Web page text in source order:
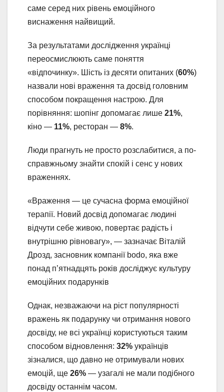
саме серед них рівень емоційного
виснаження найвищий.
За результатами дослідження українці
переосмислюють саме поняття
«відпочинку». Шість із десяти опитаних (60%)
назвали нові враження та досвід головним
способом покращення настрою. Для
порівняння: шопінг допомагає лише 21%,
кіно — 11%, ресторан — 8%.
Люди прагнуть не просто розслабитися, а по-
справжньому знайти спокій і сенс у нових
враженнях.
«Враження — це сучасна форма емоційної
терапії. Новий досвід допомагає людині
відчути себе живою, повертає радість і
внутрішню рівновагу», — зазначає Віталій
Дрозд, засновник компанії bodo, яка вже
понад п’ятнадцять років досліджує культуру
емоційних подарунків
Однак, незважаючи на ріст популярності
вражень як подарунку чи отримання нового
досвіду, не всі українці користуються таким
способом відновлення: 32% українців
зізналися, що давно не отримували нових
емоцій, ще 26% — узагалі не мали подібного
досвіду останнім часом.